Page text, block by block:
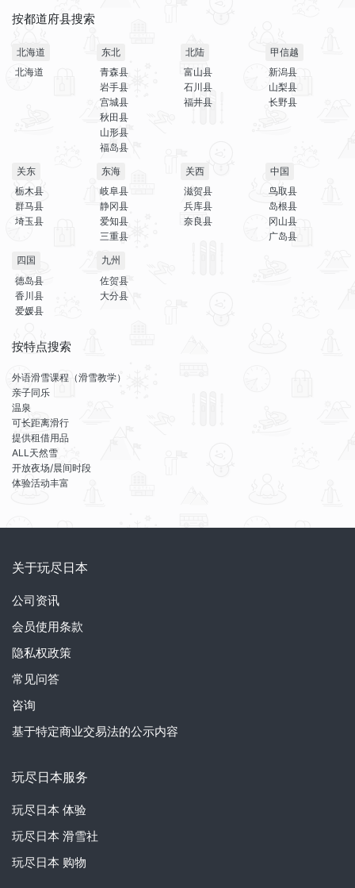
按都道府县搜索
北海道
北海道
东北
青森县
岩手县
宫城县
秋田县
山形县
福岛县
北陆
富山县
石川县
福井县
甲信越
新潟县
山梨县
长野县
关东
栃木县
群马县
埼玉县
东海
岐阜县
静冈县
爱知县
三重县
关西
滋贺县
兵库县
奈良县
中国
鸟取县
岛根县
冈山县
广岛县
四国
德岛县
香川县
爱媛县
九州
佐贺县
大分县
按特点搜索
外语滑雪课程（滑雪教学）
亲子同乐
温泉
可长距离滑行
提供租借用品
ALL天然雪
开放夜场/晨间时段
体验活动丰富
关于玩尽日本
公司资讯
会员使用条款
隐私权政策
常见问答
咨询
基于特定商业交易法的公示内容
玩尽日本服务
玩尽日本 体验
玩尽日本 滑雪社
玩尽日本 购物